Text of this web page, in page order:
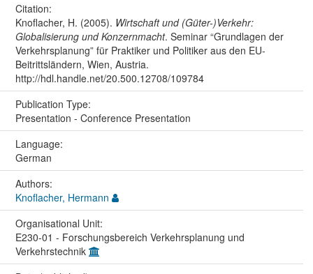
Citation:
Knoflacher, H. (2005). Wirtschaft und (Güter-)Verkehr:
Globalisierung und Konzernmacht. Seminar “Grundlagen der
Verkehrsplanung” für Praktiker und Politiker aus den EU-
Beitrittsländern, Wien, Austria.
http://hdl.handle.net/20.500.12708/109784
Publication Type:
Presentation - Conference Presentation
Language:
German
Authors:
Knoflacher, Hermann
Organisational Unit:
E230-01 - Forschungsbereich Verkehrsplanung und
Verkehrstechnik